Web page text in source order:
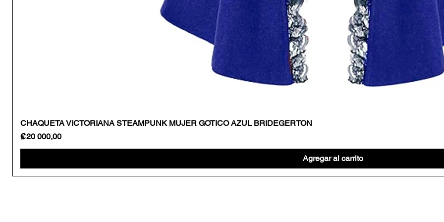
CHAQUETA VICTORIANA STEAMPUNK MUJER GOTICO AZUL BRIDEGERTON
Precio
₡20 000,00
Agregar al carrito